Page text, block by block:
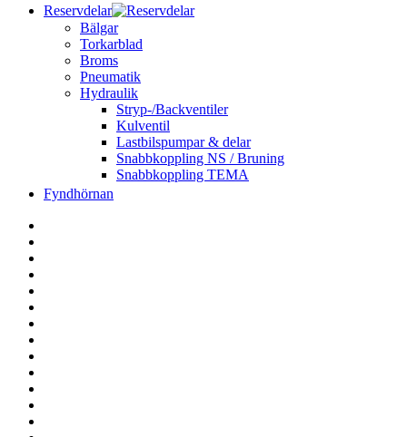
Reservdelar
Bälgar
Torkarblad
Broms
Pneumatik
Hydraulik
Stryp-/Backventiler
Kulventil
Lastbilspumpar & delar
Snabbkoppling NS / Bruning
Snabbkoppling TEMA
Fyndhörnan